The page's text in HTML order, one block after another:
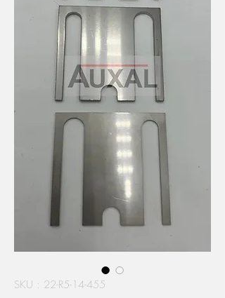
SKU : 22-R5-14-455